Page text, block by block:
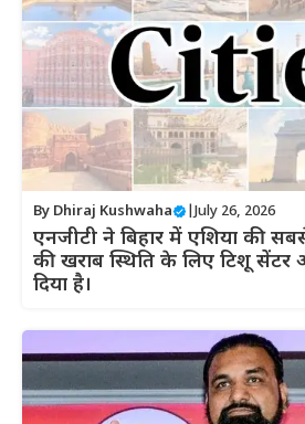
By Dhiraj Kushwaha July 26, 2026
एनजीटी ने बिहार में एशिया की
की खराब स्थिति के लिए टिशू सेंटर
दिया है।